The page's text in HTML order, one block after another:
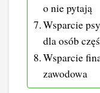
o nie pytają
Wsparcie
dla osób
Wsparcie
zawodowa